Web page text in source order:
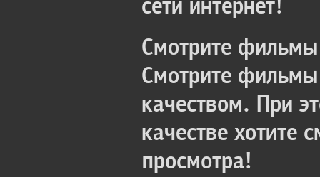
сети интернет!
Смотрите
Смотрите
качеством. При
качестве хотите
просмотра!